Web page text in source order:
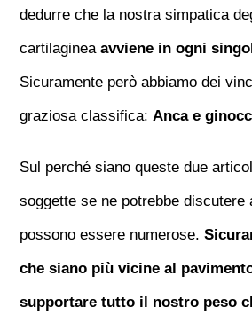
dedurre che la nostra simpatica
cartilagineaavviene in ogni
Sicuramente però abbiamo dei
graziosa classifica: Anca e
Sul perché siano queste due
soggette se ne potrebbe discutere
possono essere numerose.
che siano più vicine al
supportare tutto il nostro peso